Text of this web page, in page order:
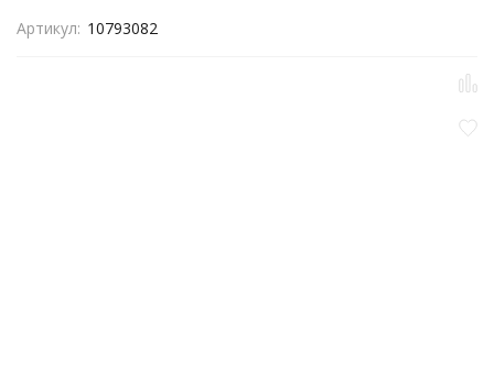
Артикул: 10793082